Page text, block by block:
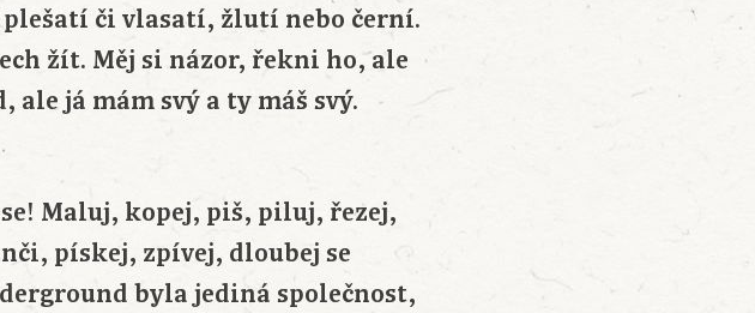
či vlasatí, žlutí nebo černí.
žít. Měj si názor, řekni ho, ale
já mám svý a ty máš svý.
Maluj, kopej, piš, piluj, řezej,
pískej, zpívej, dloubej se
byla jediná společnost,